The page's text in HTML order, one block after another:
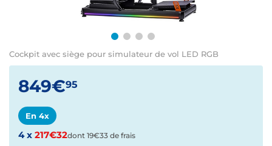
Cockpit avec siège pour simulateur de vol LED RGB
849€95
En 4x
4 x 217€32dont 19€33 de frais